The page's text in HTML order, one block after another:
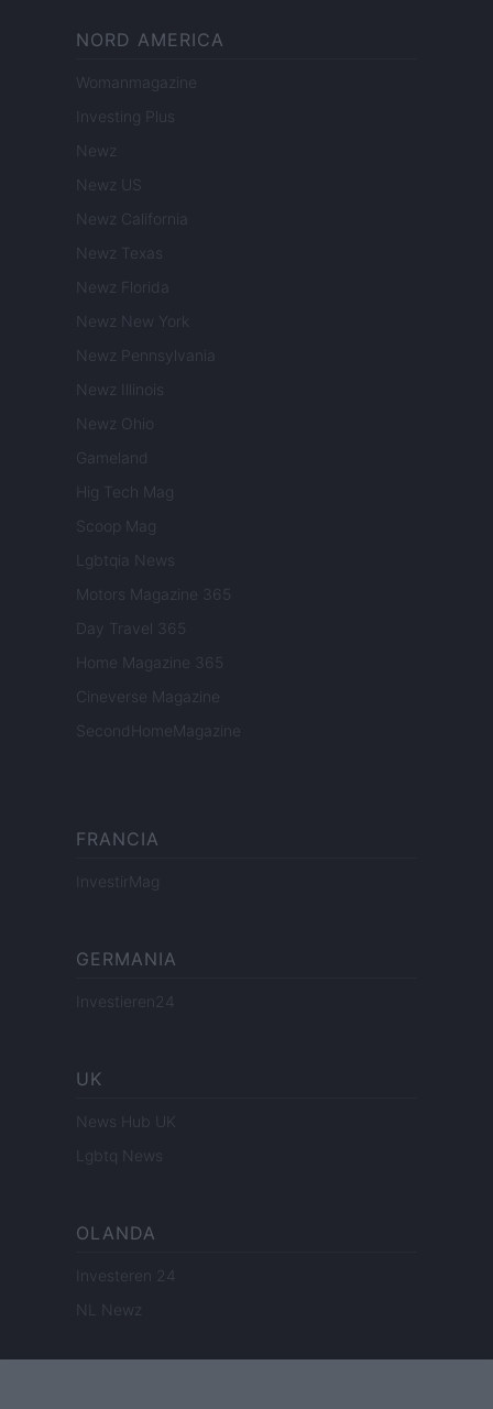
NORD AMERICA
Womanmagazine
Investing Plus
Newz
Newz US
Newz California
Newz Texas
Newz Florida
Newz New York
Newz Pennsylvania
Newz Illinois
Newz Ohio
Gameland
Hig Tech Mag
Scoop Mag
Lgbtqia News
Motors Magazine 365
Day Travel 365
Home Magazine 365
Cineverse Magazine
SecondHomeMagazine
FRANCIA
InvestirMag
GERMANIA
Investieren24
UK
News Hub UK
Lgbtq News
OLANDA
Investeren 24
NL Newz